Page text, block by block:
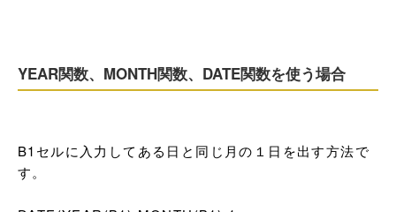
YEAR関数、MONTH関数、DATE関数を使う場合
B1セルに入力してある日と同じ月の１日を出す方法で
す。